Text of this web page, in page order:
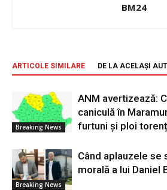
BM24
ARTICOLE SIMILARE DE LA ACELAȘI
Breaking News
ANM avertizează:
caniculă în
furtuni și ploi
Breaking News
Când aplauzele se
morală a lui Daniel